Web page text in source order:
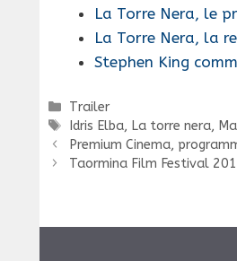
La Torre Nera, le
La Torre Nera, la
Stephen King
Categorie
Trailer
Tag
Idris Elba, La torre nera,
Premium Cinema,
Taormina Film Festival